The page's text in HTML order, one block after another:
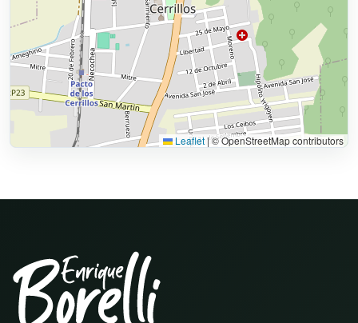
Leaflet|© OpenStreetMap contributors